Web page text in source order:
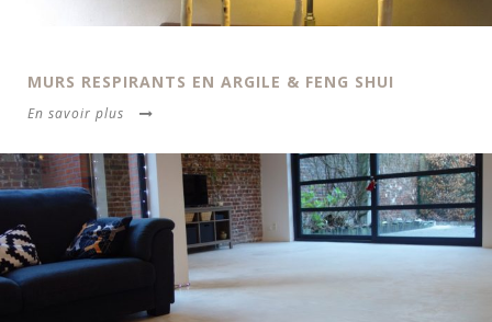
MURS RESPIRANTS EN ARGILE & FENG SHUI
En savoir plus